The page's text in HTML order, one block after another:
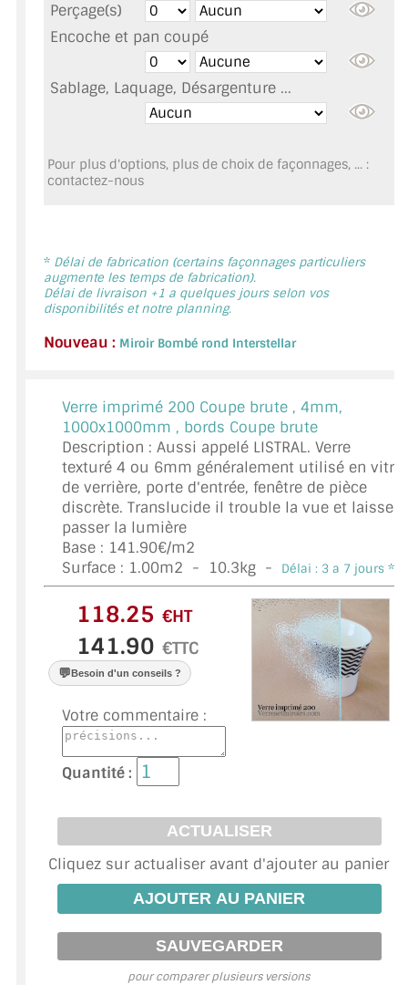
MIROIR VIEILLI
MIROIR DÉCORATIF DE COULEUR
LOTS DE MIROIRS EN MOZAÏQUE
MIROIR DE SALLE DE BAIN
MIROIR POUR SALLE DE SPORT
MIROIR POUR SALLE DE DANSE
MIROIR ENCADRÉ
VERRE SUR MESURE
VERRE EXTRACLAIR
VERRE TREMPÉ (SÉCURIT)
PAROI DE DOUCHE
VERRE FEUILLETÉ
VERRE ANTI-REFLET
VERRE LAQUÉ/CRÉDENCE
DALLE DE SOL EN VERRE
PORTE EN VERRE
GARDE CORPS EN VERRE
VERRIÈRE TYPE ATELIER
VERRES TEXTURÉS
PLEXIGLAS PMMA
Perçage(s)
Encoche et pan coupé
Sablage, Laquage, Désargenture ...
Pour plus d'options, plus de choix de façonnages, ... :
contactez-nous
* Délai de fabrication (certains façonnages particuliers
augmente les temps de fabrication).
Délai de livraison +1 a quelques jours selon vos
disponibilités et notre planning.
Nouveau : Miroir Bombé rond Interstellar
Verre imprimé 200 Coupe brute , 4mm,
1000x1000mm , bords Coupe brute
Description : Aussi appelé LISTRAL. Verre
texturé 4 ou 6mm généralement utilisé en vitre
de verrière, porte d'entrée, fenêtre de pièce
discrète. Translucide il trouble la vue et laisse
passer la lumière
Base : 141.90€/m2
Surface : 1.00m2 - 10.3kg - Délai : 3 a 7 jours *
€HT
€TTC
💬Besoin d'un conseils ?
Votre commentaire :
Quantité :
Cliquez sur actualiser avant d'ajouter au panier
pour comparer plusieurs versions